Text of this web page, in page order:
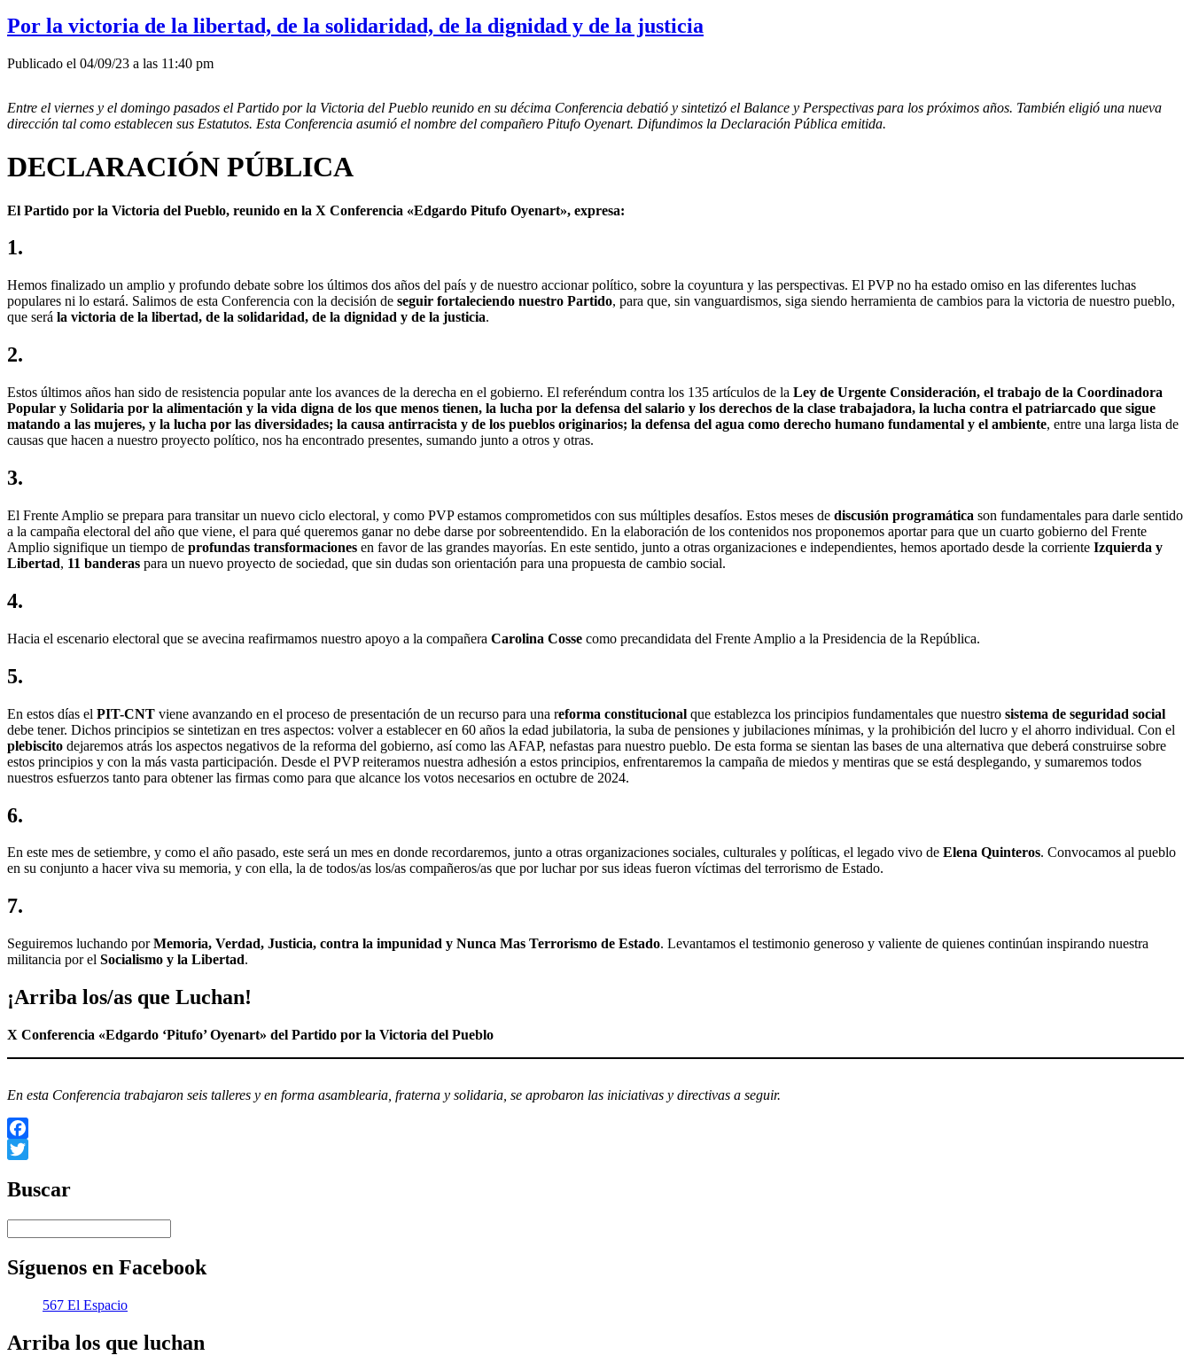
Por la victoria de la libertad, de la solidaridad, de la dignidad y de la justicia
Publicado el 04/09/23 a las 11:40 pm
Entre el viernes y el domingo pasados el Partido por la Victoria del Pueblo reunido en su décima Conferencia debatió y sintetizó el Balance y Perspectivas para los próximos años. También eligió una nueva
dirección tal como establecen sus Estatutos. Esta Conferencia asumió el nombre del compañero Pitufo Oyenart. Difundimos la Declaración Pública emitida.
DECLARACIÓN PÚBLICA
El Partido por la Victoria del Pueblo, reunido en la X Conferencia «Edgardo Pitufo Oyenart», expresa:
1.
Hemos finalizado un amplio y profundo debate sobre los últimos dos años del país y de nuestro accionar político, sobre la coyuntura y las perspectivas. El PVP no ha estado omiso en las diferentes luchas
populares ni lo estará. Salimos de esta Conferencia con la decisión de seguir fortaleciendo nuestro Partido, para que, sin vanguardismos, siga siendo herramienta de cambios para la victoria de nuestro pueblo,
que será la victoria de la libertad, de la solidaridad, de la dignidad y de la justicia.
2.
Estos últimos años han sido de resistencia popular ante los avances de la derecha en el gobierno. El referéndum contra los 135 artículos de la Ley de Urgente Consideración, el trabajo de la Coordinadora
Popular y Solidaria por la alimentación y la vida digna de los que menos tienen, la lucha por la defensa del salario y los derechos de la clase trabajadora, la lucha contra el patriarcado que sigue
matando a las mujeres, y la lucha por las diversidades; la causa antirracista y de los pueblos originarios; la defensa del agua como derecho humano fundamental y el ambiente, entre una larga lista de
causas que hacen a nuestro proyecto político, nos ha encontrado presentes, sumando junto a otros y otras.
3.
El Frente Amplio se prepara para transitar un nuevo ciclo electoral, y como PVP estamos comprometidos con sus múltiples desafíos. Estos meses de discusión programática son fundamentales para darle sentido
a la campaña electoral del año que viene, el para qué queremos ganar no debe darse por sobreentendido. En la elaboración de los contenidos nos proponemos aportar para que un cuarto gobierno del Frente
Amplio signifique un tiempo de profundas transformaciones en favor de las grandes mayorías. En este sentido, junto a otras organizaciones e independientes, hemos aportado desde la corriente Izquierda y
Libertad, 11 banderas para un nuevo proyecto de sociedad, que sin dudas son orientación para una propuesta de cambio social.
4.
Hacia el escenario electoral que se avecina reafirmamos nuestro apoyo a la compañera Carolina Cosse como precandidata del Frente Amplio a la Presidencia de la República.
5.
En estos días el PIT-CNT viene avanzando en el proceso de presentación de un recurso para una reforma constitucional que establezca los principios fundamentales que nuestro sistema de seguridad social
debe tener. Dichos principios se sintetizan en tres aspectos: volver a establecer en 60 años la edad jubilatoria, la suba de pensiones y jubilaciones mínimas, y la prohibición del lucro y el ahorro individual. Con el
plebiscito dejaremos atrás los aspectos negativos de la reforma del gobierno, así como las AFAP, nefastas para nuestro pueblo. De esta forma se sientan las bases de una alternativa que deberá construirse sobre
estos principios y con la más vasta participación. Desde el PVP reiteramos nuestra adhesión a estos principios, enfrentaremos la campaña de miedos y mentiras que se está desplegando, y sumaremos todos
nuestros esfuerzos tanto para obtener las firmas como para que alcance los votos necesarios en octubre de 2024.
6.
En este mes de setiembre, y como el año pasado, este será un mes en donde recordaremos, junto a otras organizaciones sociales, culturales y políticas, el legado vivo de Elena Quinteros. Convocamos al pueblo
en su conjunto a hacer viva su memoria, y con ella, la de todos/as los/as compañeros/as que por luchar por sus ideas fueron víctimas del terrorismo de Estado.
7.
Seguiremos luchando porMemoria, Verdad, Justicia, contra la impunidad y Nunca Mas Terrorismo de Estado. Levantamos el testimonio generoso y valiente de quienes continúan inspirando nuestra
militancia por el Socialismo y la Libertad.
¡Arriba los/as que Luchan!
X Conferencia «Edgardo ‘Pitufo’ Oyenart» del Partido por la Victoria del Pueblo
En esta Conferencia trabajaron seis talleres y en forma asamblearia, fraterna y solidaria, se aprobaron las iniciativas y directivas a seguir.
Facebook
Buscar
Síguenos en Facebook
567 El Espacio
Arriba los que luchan